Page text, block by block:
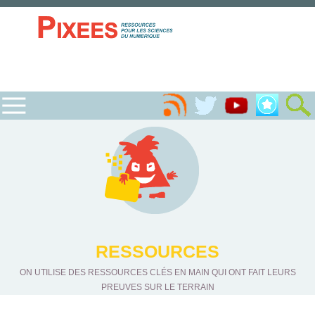
RESSOURCES
ON UTILISE DES RESSOURCES CLÉS EN MAIN QUI ONT FAIT LEURS
PREUVES SUR LE TERRAIN